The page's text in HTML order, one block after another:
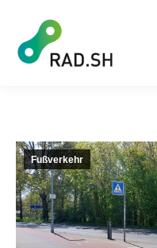
Fußverkehr